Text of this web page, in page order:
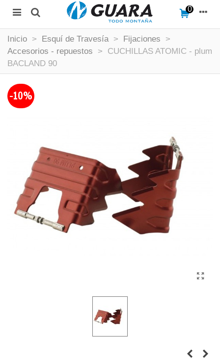
0
Inicio > Esquí de Travesía > Fijaciones
>
Accesorios - repuestos
>
CUCHILLAS ATOMIC - plum
BACLAND 90
-10%